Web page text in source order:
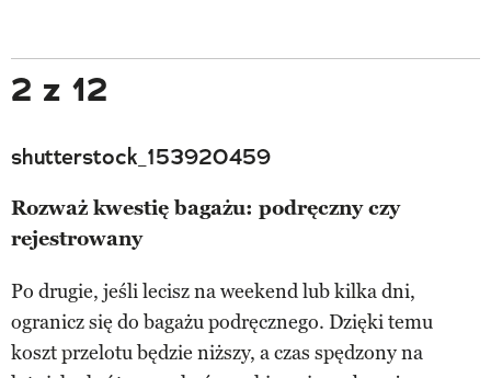
2 z 12
shutterstock_153920459
Rozważ kwestię bagażu: podręczny czy
rejestrowany
Po drugie, jeśli lecisz na weekend lub kilka dni,
ogranicz się do bagażu podręcznego. Dzięki temu
koszt przelotu będzie niższy, a czas spędzony na